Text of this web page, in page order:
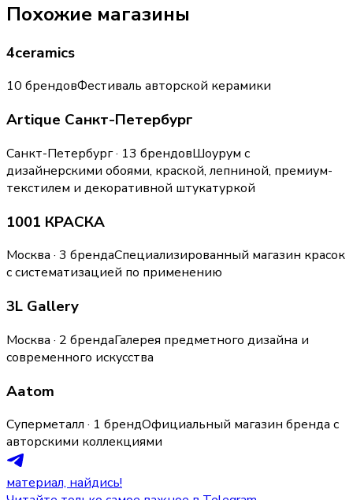
Похожие магазины
4ceramics
10 брендовФестиваль авторской керамики
Artique Санкт-Петербург
Санкт-Петербург · 13 брендовШоурум с
дизайнерскими обоями, краской, лепниной, премиум-
текстилем и декоративной штукатуркой
1001 КРАСКА
Москва · 3 брендаСпециализированный магазин красок
с систематизацией по применению
3L Gallery
Москва · 2 брендаГалерея предметного дизайна и
современного искусства
Aatom
Суперметалл · 1 брендОфициальный магазин бренда с
авторскими коллекциями
материал, найдись!